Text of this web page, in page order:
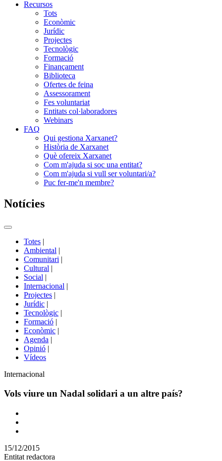
Recursos
Tots
Econòmic
Jurídic
Projectes
Tecnològic
Formació
Finançament
Biblioteca
Ofertes de feina
Assessorament
Fes voluntariat
Entitats col·laboradores
Webinars
FAQ
Qui gestiona Xarxanet?
Història de Xarxanet
Què ofereix Xarxanet
Com m'ajuda si soc una entitat?
Com m'ajuda si vull ser voluntari/a?
Puc fer-me'n membre?
Notícies
Commutador
portals
Totes |
Ambiental |
Comunitari |
Cultural |
Social |
Internacional |
Projectes |
Jurídic |
Tecnològic |
Formació |
Econòmic |
Agenda |
Opinió |
Vídeos
Àmbit
la
Internacional
Vols viure un Nadal solidari a un altre país?
Comparteix
altres
xarxes
15/12/2015
Entitat redactora